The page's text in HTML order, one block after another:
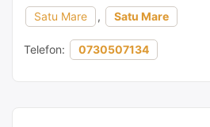
Satu Mare , Satu Mare
Telefon: 0730507134